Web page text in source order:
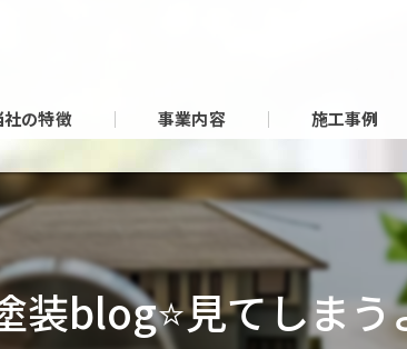
社の特徴 事業内容 施工事例
装blog⭐見てしまう